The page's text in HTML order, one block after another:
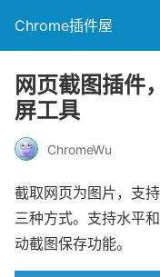
Chrome插件屋
网页截图插件
屏工具
ChromeWu
截取网页为图片，支
三种方式。支持水平
动截图保存功能。